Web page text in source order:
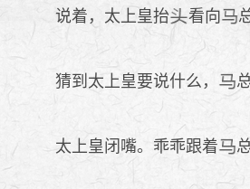
说着，太上皇抬 看向
猜到太上皇要说什么，
太上皇闭嘴。乖乖跟着